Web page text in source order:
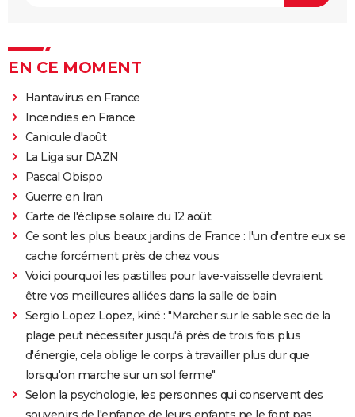
EN CE MOMENT
Hantavirus en France
Incendies en France
Canicule d'août
La Liga sur DAZN
Pascal Obispo
Guerre en Iran
Carte de l'éclipse solaire du 12 août
Ce sont les plus beaux jardins de France : l'un d'entre eux se
cache forcément près de chez vous
Voici pourquoi les pastilles pour lave-vaisselle devraient
être vos meilleures alliées dans la salle de bain
Sergio Lopez Lopez, kiné : "Marcher sur le sable sec de la
plage peut nécessiter jusqu'à près de trois fois plus
d'énergie, cela oblige le corps à travailler plus dur que
lorsqu'on marche sur un sol ferme"
Selon la psychologie, les personnes qui conservent des